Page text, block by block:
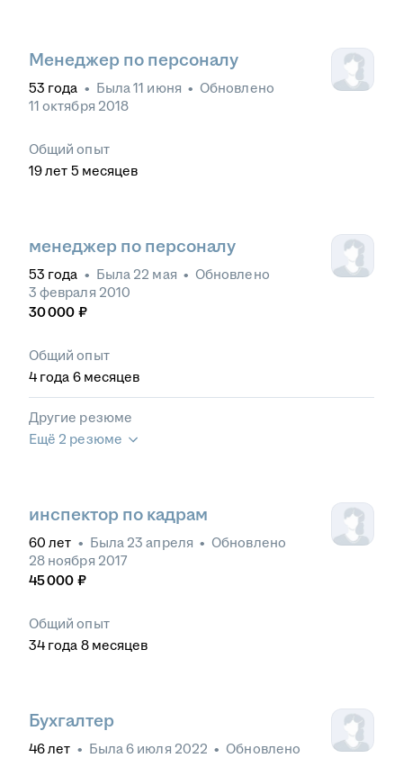
Менеджер по персоналу
53 года • Была11 июня • Обновлено
11 октября 2018
Общий опыт
19лет 5 месяцев
менеджер по персоналу
53 года • Была 22 мая • Обновлено
3 февраля 2010
30 000 ₽
Общий опыт
4 года 6 месяцев
Другие резюме
Ещё 2 резюме
инспектор по кадрам
60 лет • Была 23 апреля • Обновлено
28 ноября 2017
45 000 ₽
Общий опыт
34 года 8 месяцев
Бухгалтер
46лет • Была6 июля 2022 • Обновлено